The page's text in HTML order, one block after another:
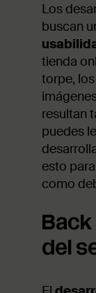
Los
buscan
tienda
torpe,
resultan
puedes
esto
como
Back
del